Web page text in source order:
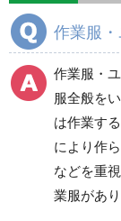
分煙対策機器
電気保守用品
防災グッズ（
健康管理器具
商品カテゴリ
作業服
作業服・
服全般を
は作業す
により作
などを重
業服があり